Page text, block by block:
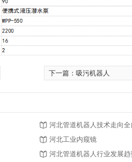
下一篇： 吸污机器人
河北管道机器人技术走向
河北工业内窥镜
河北管道机器人行业发展